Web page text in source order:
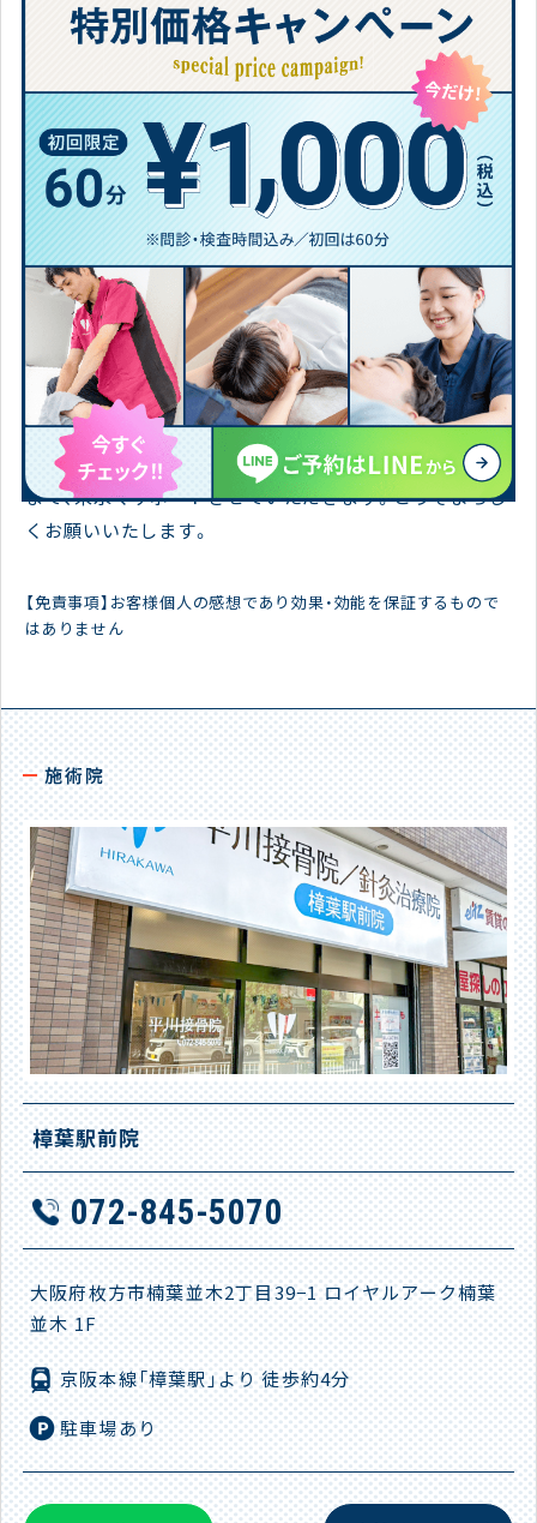
施術院
樟葉駅前院
072-845-5070
大阪府枚方市楠葉並木2丁目39−1 ロイヤルアーク楠葉
並木 1F
京阪本線「樟葉駅」より 徒歩約4分
駐車場あり
K.R様、この度は貴重なご感想をいただき、誠にありがと
半年間も他の整形外科に通っても改善されなかった両手
首の腱鞘炎が、当院の治療で完治に向かっているとのこ
と、私たちも大変嬉しく思います。
「横並びで一緒に頑張れる」というお言葉は、私たちが大
切にしている患者様との関係性を的確に表してくださっ
ており、大変光栄です。つらい通院をポジティブに続けら
れるよう、今後も親身なコミュニケーションを心がけてま
いります。
これからも、K.R様の完治、そしてその後のメンテナンス
まで、末永くサポートさせていただきます。どうぞよろし
くお願いいたします。
【免責事項】お客様個人の感想であり効果・効能を保証するもので
はありません